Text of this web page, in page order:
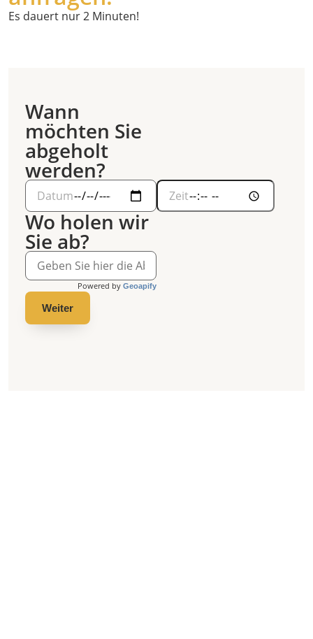
Es dauert nur 2 Minuten!
Wann
möchten Sie
abgeholt
werden?
Wo holen wir
Sie ab?
Powered by Geoapify
Weiter